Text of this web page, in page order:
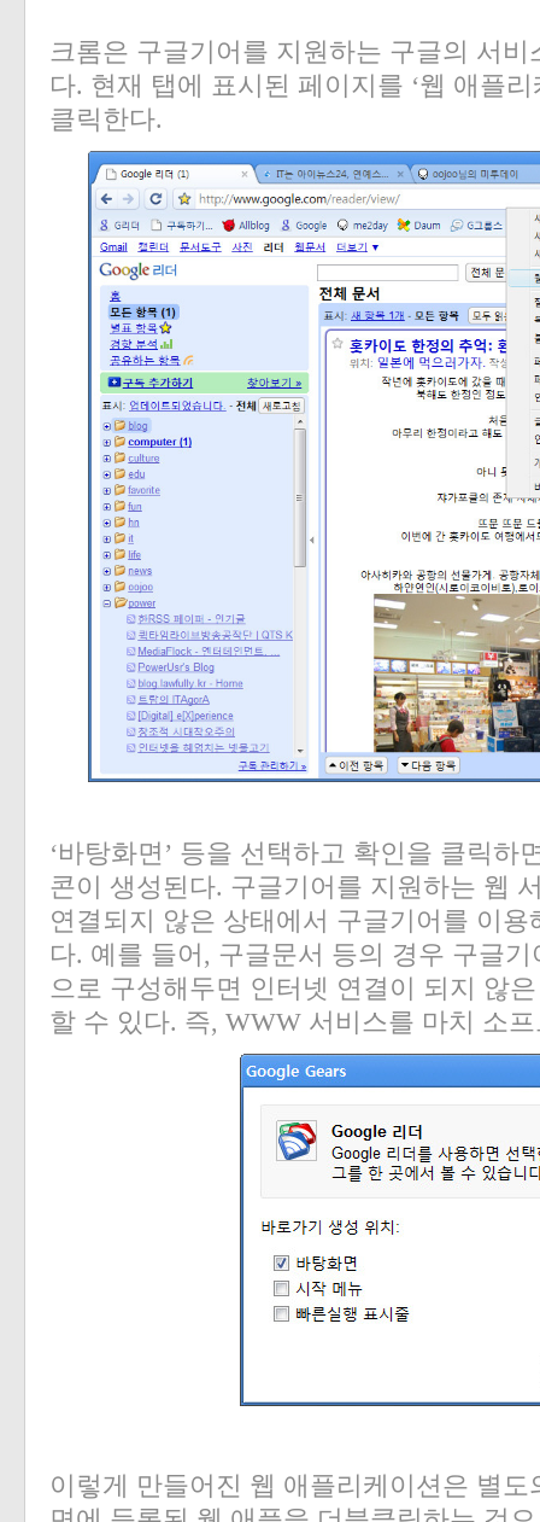
크롬은 구글기어를 지원하는 구글의 서
다. 현재 탭에 표시된 페이지를 ‘웹 애플
클릭한다.
‘바탕화면 ’ 등을 선택하고 확인을 클릭하
콘이 생성된다. 구글기어를 지원하는 웹
연결되지 않은 상태에서 구글기어를 이
다. 예를 들어 , 구글문서 등의 경우 구글
으로 구성해두면 인터넷 연결이 되지 않
할 수 있다. 즉, WWW 서비스를 마치 소
이렇게 만들어진 웹 애플리케이션은 별